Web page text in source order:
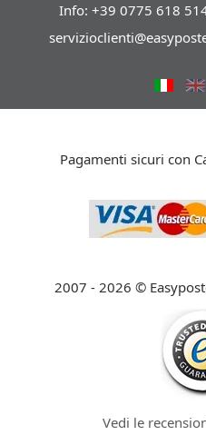
Info: +39 0775 618
Pagamenti sicuri con
2007 - 2026 ©
Vedi le